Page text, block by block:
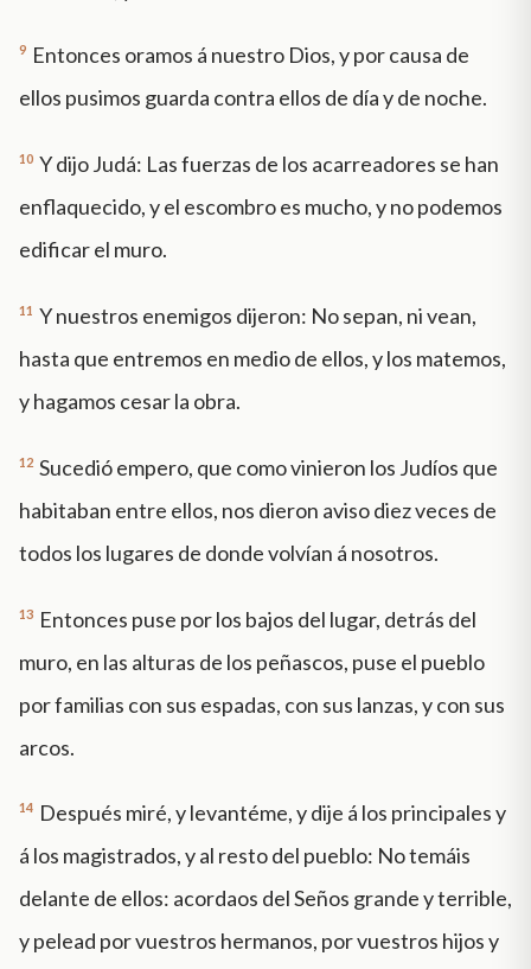
9 Entonces oramos á nuestro Dios, y por causa de
ellos pusimos guarda contra ellos de día y de noche.
10 Y dijo Judá: Las fuerzas de los acarreadores se han
enflaquecido, y el escombro es mucho, y no podemos
edificar el muro.
11 Y nuestros enemigos dijeron: No sepan, ni vean,
hasta que entremos en medio de ellos, y los matemos,
y hagamos cesar la obra.
12 Sucedió empero, que como vinieron los Judíos que
habitaban entre ellos, nos dieron aviso diez veces de
todos los lugares de donde volvían á nosotros.
13 Entonces puse por los bajos del lugar, detrás del
muro, en las alturas de los peñascos, puse el pueblo
por familias con sus espadas, con sus lanzas, y con sus
arcos.
14 Después miré, y levantéme, y dije á los principales y
á los magistrados, y al resto del pueblo: No temáis
delante de ellos: acordaos del Seños grande y terrible,
y pelead por vuestros hermanos, por vuestros hijos y